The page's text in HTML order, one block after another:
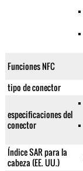
Funciones NFC
tipo de conector
especificaciones del
conector
Índice SAR para la
cabeza (EE. UU.)